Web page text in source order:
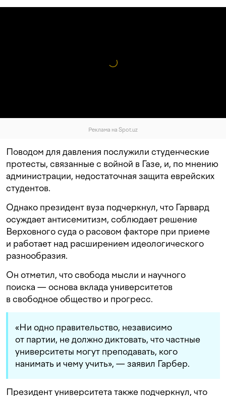
Реклама на Spot.uz
Поводом для давления послужили студенческие
протесты, связанные с войной в Газе, и, по мнению
администрации, недостаточная защита еврейских
студентов.
Однако президент вуза подчеркнул, что Гарвард
осуждает антисемитизм, соблюдает решение
Верховного суда о расовом факторе при приеме
и работает над расширением идеологического
разнообразия.
Он отметил, что свобода мысли и научного
поиска — основа вклада университетов
в свободное общество и прогресс.
«Ни одно правительство, независимо
от партии, не должно диктовать, что частные
университеты могут преподавать, кого
нанимать и чему учить», — заявил Гарбер.
Президент университета также подчеркнул, что